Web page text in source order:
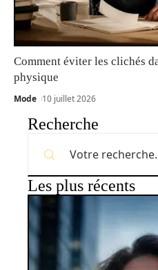
Comment éviter les clichés
physique
Mode 10 juillet 2026
Recherche
Les plus récents